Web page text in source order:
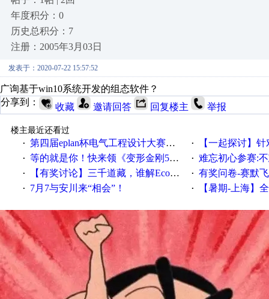
年度积分：0
历史总积分：7
注册：2005年3月03日
发表于：2020-07-22 15:57:52
广询基于win10系统开发的组态软件？
分享到：
收藏 邀请回答 回复楼主 举报
楼主最近还看过
· 第四届eplan杯电气工程设计大赛报名啦！！！ · 【一起探讨】针对机床业的
· 等的就是你！快来领《变形金刚5》观影券 · 难忘初心参赛:
· 【有奖讨论】三千道藏，谁解EcoStruxureMA领域之谜？ · 有奖问卷-赛默飞精细
· 7月7与安川来“相会”！ · 【暑期-上海】全国工业